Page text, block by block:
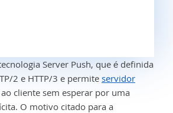
Server Push, que é definida
2 e HTTP/3 e permite servidor
cliente sem esperar por uma
O motivo citado para a